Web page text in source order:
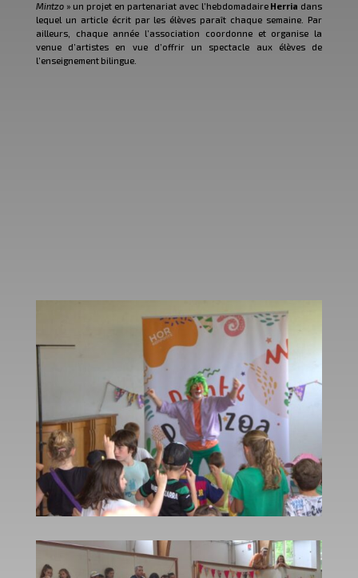
Mintzo» un projet en partenariat avec l’hebdomadaire Herria dans
lequel un article écrit par les élèves paraît chaque semaine. Par
ailleurs, chaque année l’association coordonne et organise la
venue d’artistes en vue d’offrir un spectacle aux élèves de
l’enseignement bilingue.